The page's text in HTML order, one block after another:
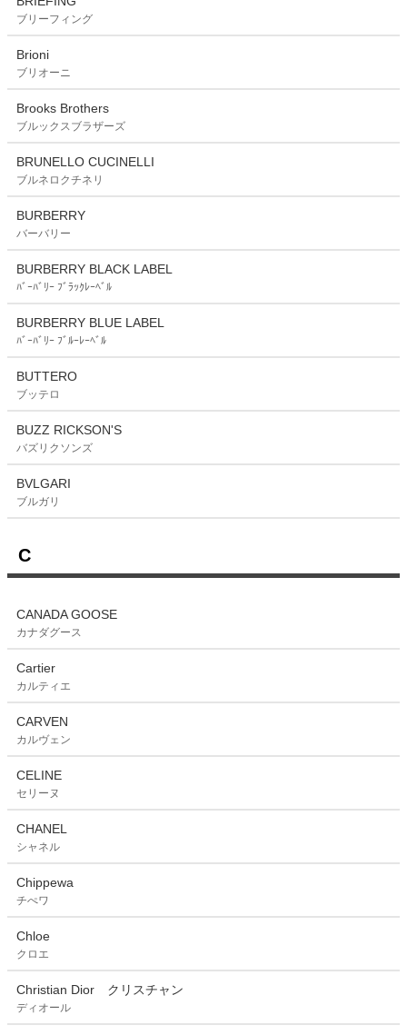
ブリーフィング
Brioni
ブリオーニ
Brooks Brothers
ブルックスブラザーズ
BRUNELLO CUCINELLI
ブルネロクチネリ
BURBERRY
バーバリー
BURBERRY BLACK LABEL
ﾊﾞｰﾊﾞﾘｰ ﾌﾞﾗｯｸﾚｰﾍﾞﾙ
BURBERRY BLUE LABEL
ﾊﾞｰﾊﾞﾘｰ ﾌﾞﾙｰﾚｰﾍﾞﾙ
BUTTERO
ブッテロ
BUZZ RICKSON'S
バズリクソンズ
BVLGARI
ブルガリ
C
CANADA GOOSE
カナダグース
Cartier
カルティエ
CARVEN
カルヴェン
CELINE
セリーヌ
CHANEL
シャネル
Chippewa
チぺワ
Chloe
クロエ
Christian Dior クリスチャン
ディオール